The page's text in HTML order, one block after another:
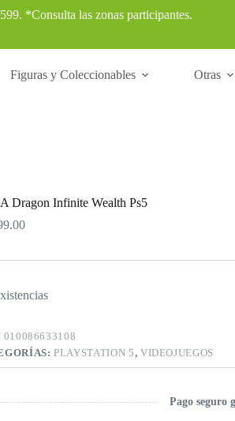
*Consulta las zonas participantes.
Figuras y Coleccionables Otras
Dragon Infinite Wealth Ps5
010086633108
PLAYSTATION 5, VIDEOJUEGOS
Pago seguro